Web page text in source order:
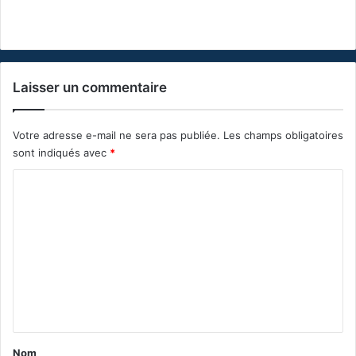
Laisser un commentaire
Votre adresse e-mail ne sera pas publiée. Les champs obligatoires
sont indiqués avec *
a
Nom